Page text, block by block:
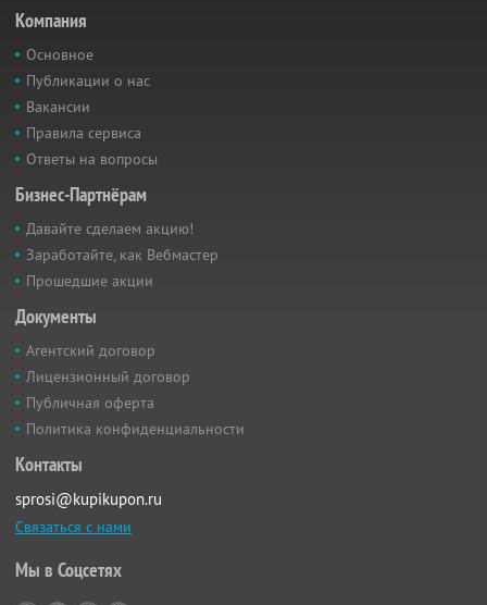
Компания
Основное
Публикации о нас
Вакансии
Правила сервиса
Ответы на вопросы
Бизнес-Партнёрам
Давайте сделаем акцию!
Заработайте, как Вебмастер
Прошедшие акции
Документы
Агентский договор
Лицензионный договор
Публичная оферта
Политика конфиденциальности
Контакты
sprosi@kupikupon.ru
Связаться с нами
Мы в Соцсетях